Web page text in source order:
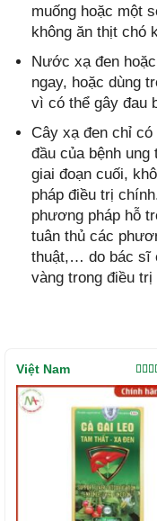
muống hoặc một
không ăn thịt chó
Nước xạ đen
ngay, hoặc dùng
vì có thể gây đau
Cây xạ đen chỉ
đầu của bệnh
giai đoạn cuối,
pháp điều trị
phương pháp hỗ
tuân thủ các
thuật,… do bác sĩ
vàng trong điều trị
sao
Việt Nam